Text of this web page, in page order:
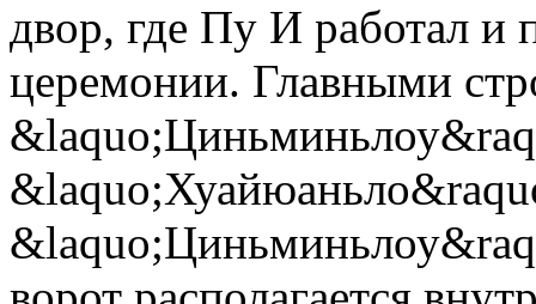
двор, где Пу И работал и
церемонии. Главными